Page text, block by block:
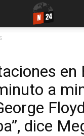
en
a
Floyd
dice